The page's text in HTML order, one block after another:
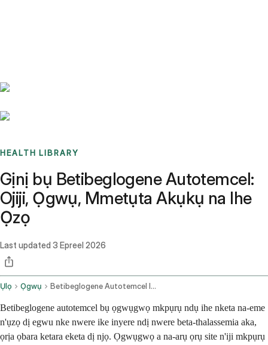
HEALTH LIBRARY
Gịnị bụ Betibeglogene Autotemcel:
Ojiji, Ọgwụ, Mmetụta Akụkụ na Ihe
Ọzọ
Last updated 3 Epreel 2026
Ụlọ Ọgwụ Betibeglogene Autotemcel Intravenous Route
Betibeglogene autotemcel bụ ọgwụgwọ mkpụrụ ndụ ihe nketa na-eme
n'ụzọ dị egwu nke nwere ike inyere ndị nwere beta-thalassemia aka,
ọrịa ọbara ketara eketa dị njọ. Ọgwụgwọ a na-arụ ọrụ site n'iji mkpụrụ